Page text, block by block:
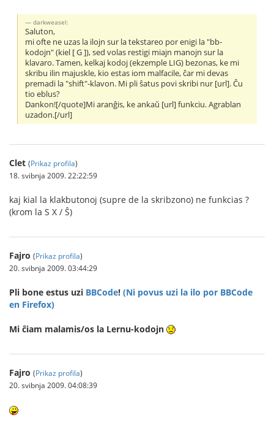
darkweasel:
Saluton,
mi ofte ne uzas la ilojn sur la tekstareo por enigi la "bb-
kodojn" (kiel [ G ]), sed volas restigi miajn manojn sur la
klavaro. Tamen, kelkaj kodoj (ekzemple LIG) bezonas, ke mi
skribu ilin majuskle, kio estas iom malfacile, ĉar mi devas
premadi la "shift"-klavon. Mi pli ŝatus povi skribi nur [url]. Ĉu
tio eblus?
Dankon![/quote]Mi aranĝis, ke ankaŭ [url] funkciu. Agrablan
uzadon.[/url]
Clet (Prikaz profila)
18. svibnja 2009. 22:22:59
kaj kial la klakbutonoj (supre de la skribzono) ne funkcias ?
(krom la S X / Ŝ)
Fajro (Prikaz profila)
20. svibnja 2009. 03:44:29
Pli bone estus uzi BBCode! (Ni povus uzi la ilo por BBCode
en Firefox)
Mi ĉiam malamis/os la Lernu-kodojn
Fajro (Prikaz profila)
20. svibnja 2009. 04:08:39